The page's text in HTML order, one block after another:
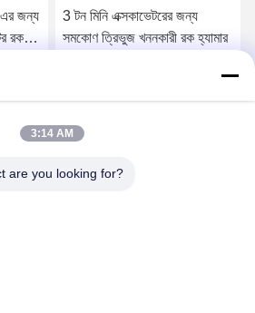
জন্য
রক
3 টন মিনি এক্সকাভেটরের জন্য
সমকোণ ত্রিভুজ খননকারী রক হ্যামার
সেরা মূল্য পান
3:14 AM
are you looking for?